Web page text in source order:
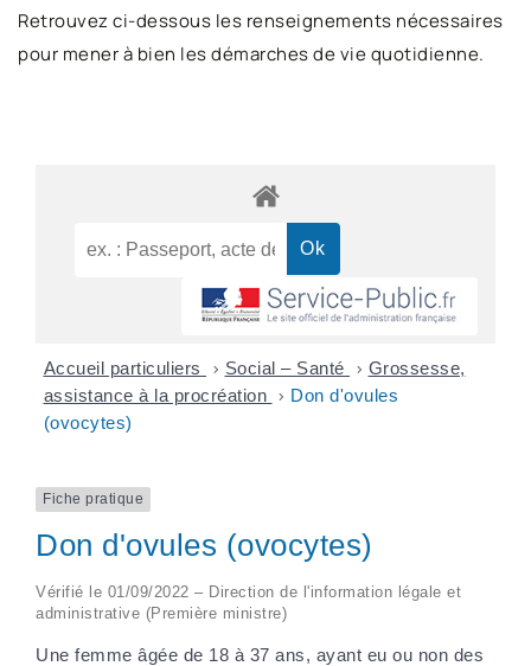
Retrouvez ci-dessous les renseignements nécessaires
pour mener à bien les démarches de vie quotidienne.
Accueil particuliers > Social – Santé > Grossesse,
assistance à la procréation > Don d'ovules
(ovocytes)
Fiche pratique
Don d'ovules (ovocytes)
Vérifié le 01/09/2022 – Direction de l'information légale et
administrative (Première ministre)
Une femme âgée de 18 à 37 ans, ayant eu ou non des